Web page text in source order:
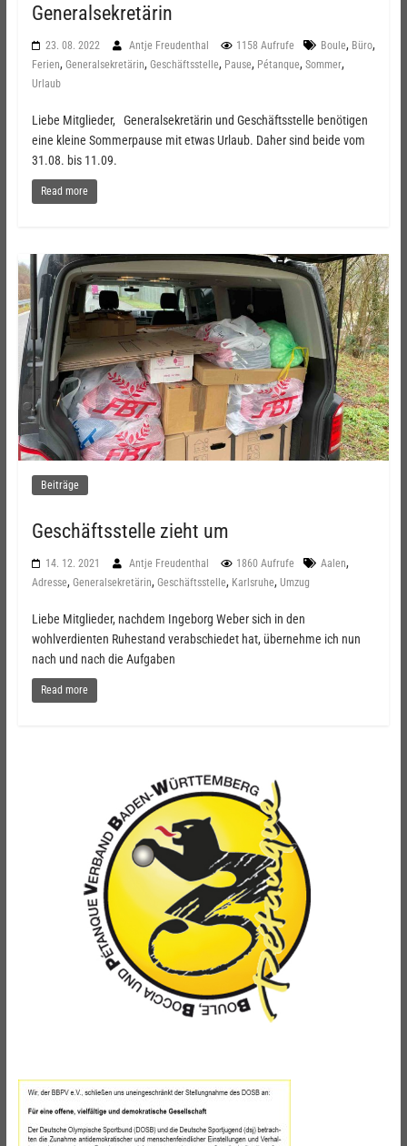
Generalsekretärin
23. 08. 2022 Antje Freudenthal 1158 Aufrufe Boule, Büro,
Ferien, Generalsekretärin, Geschäftsstelle, Pause, Pétanque, Sommer,
Urlaub
Liebe Mitglieder, Generalsekretärin und Geschäftsstelle benötigen
eine kleine Sommerpause mit etwas Urlaub. Daher sind beide vom
31.08. bis 11.09.
Read more
Beiträge
Geschäftsstelle zieht um
14. 12. 2021 Antje Freudenthal 1860 Aufrufe Aalen,
Adresse, Generalsekretärin, Geschäftsstelle, Karlsruhe, Umzug
Liebe Mitglieder, nachdem Ingeborg Weber sich in den
wohlverdienten Ruhestand verabschiedet hat, übernehme ich nun
nach und nach die Aufgaben
Read more